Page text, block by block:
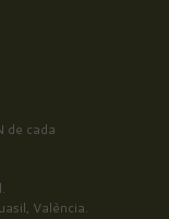
de cada
València.